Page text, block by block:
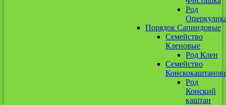
Род
Порядок Сапиндовые
Семейство
Кленовые
Род Клен
Семейство
Род
Конский
каштан